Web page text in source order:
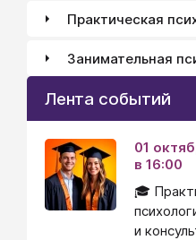
Практическая
Занимательная
Лента событий
01
в 16:00
🎓
и